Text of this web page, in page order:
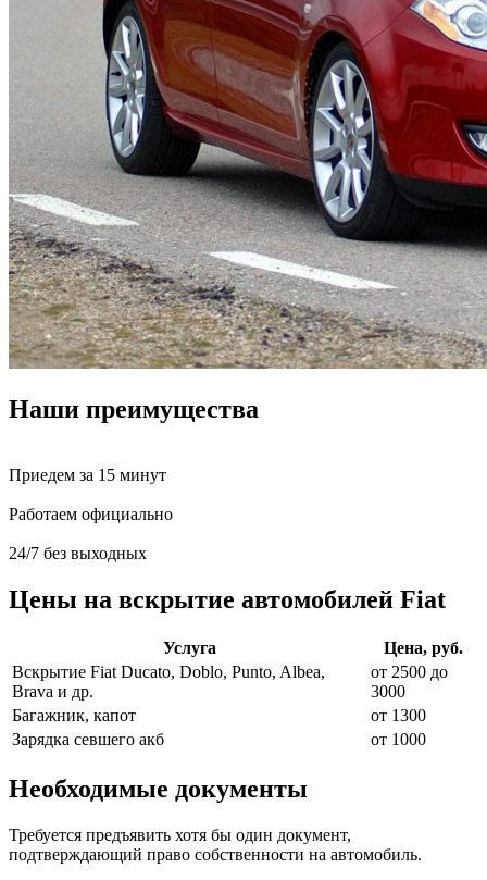
Наши преимущества
Приедем за 15 минут
Работаем официально
24/7 без выходных
Цены на вскрытие автомобилей Fiat
Услуга
Цена, руб.
Вскрытие Fiat Ducato, Doblo, Punto, Albea,
Brava и др.
от 2500 до
3000
Багажник, капот
от 1300
Зарядка севшего акб
от 1000
Необходимые документы
Требуется предъявить хотя бы один документ,
подтверждающий право собственности на автомобиль.